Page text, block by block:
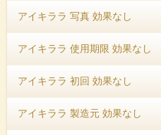
アイキララ 写真 効果なし
アイキララ 使用期限 効果なし
アイキララ 初回 効果なし
アイキララ 製造元 効果なし